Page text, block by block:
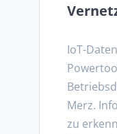
IoT-
Merz.
zu